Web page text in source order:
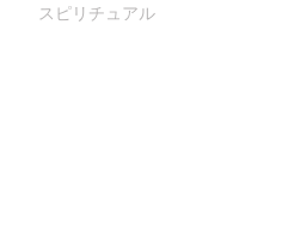
スピリチュアル